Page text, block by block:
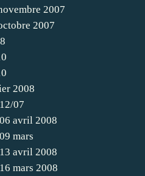
2007
2007
2008
07
avril 2008
mars
avril 2008
mars 2008